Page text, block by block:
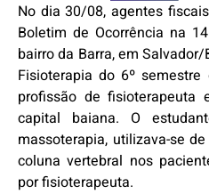
No dia 30/08, agentes
Boletim de Ocorrência na
bairro da Barra, em
Fisioterapia do 6º
profissão de fisioterapeuta
capital baiana. O
massoterapia, utilizava-se
coluna vertebral nos
por fisioterapeuta.